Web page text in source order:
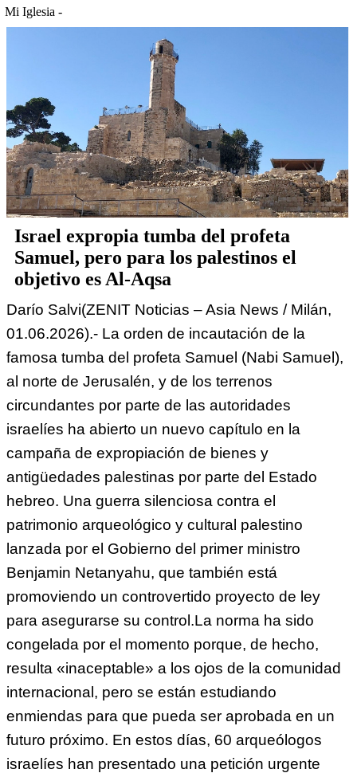
Mi Iglesia -
Israel expropia tumba del profeta
Samuel, pero para los palestinos el
objetivo es Al-Aqsa
Darío Salvi(ZENIT Noticias – Asia News / Milán,
01.06.2026).- La orden de incautación de la
famosa tumba del profeta Samuel (Nabi Samuel),
al norte de Jerusalén, y de los terrenos
circundantes por parte de las autoridades
israelíes ha abierto un nuevo capítulo en la
campaña de expropiación de bienes y
antigüedades palestinas por parte del Estado
hebreo. Una guerra silenciosa contra el
patrimonio arqueológico y cultural palestino
lanzada por el Gobierno del primer ministro
Benjamin Netanyahu, que también está
promoviendo un controvertido proyecto de ley
para asegurarse su control.La norma ha sido
congelada por el momento porque, de hecho,
resulta «inaceptable» a los ojos de la comunidad
internacional, pero se están estudiando
enmiendas para que pueda ser aprobada en un
futuro próximo. En estos días, 60 arqueólogos
israelíes han presentado una petición urgente